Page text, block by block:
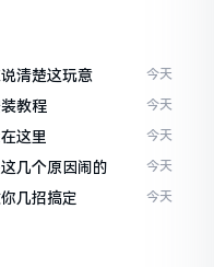
清楚这玩意 今天
教程 今天
这里 今天
几个原因闹的 今天
几招搞定 今天